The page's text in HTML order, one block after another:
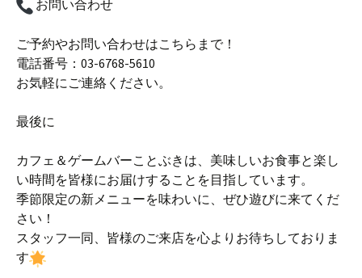
お問い合わせ
ご予約やお問い合わせはこちらまで！
電話番号：03-6768-5610
お気軽にご連絡ください。
最後に
カフェ＆ゲームバーことぶきは、美味しいお食事と楽し
い時間を皆様にお届けすることを目指しています。
季節限定の新メニューを味わいに、ぜひ遊びに来てくだ
さい！
スタッフ一同、皆様のご来店を心よりお待ちしておりま
す